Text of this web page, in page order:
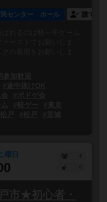
民センター ホール 誰でも
れるのは軽～中ゲーム
ーストでお願いしま
の着用をお願いしま
参加歓迎
#途中抜けOK
#ボドゲ会
#軽ゲー
#東京
戸 #松戸
#茨城
曜日
4
市★初心者・